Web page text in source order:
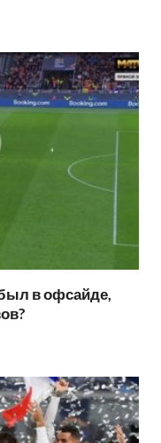
в офсайде,